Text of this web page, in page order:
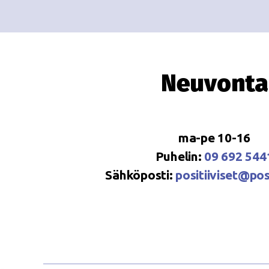
Neuvonta
ma-pe 10-16
Puhelin: 09 692
Sähköposti: